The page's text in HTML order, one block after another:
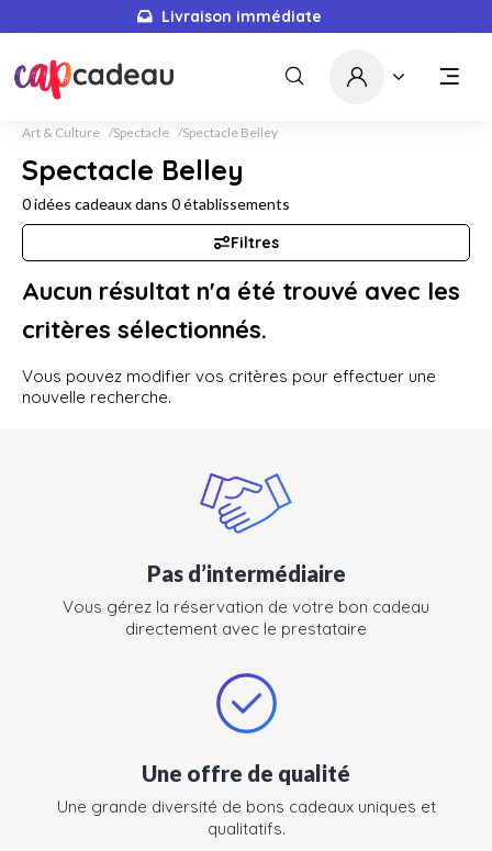
Livraison immédiate
Art & Culture Spectacle Spectacle Belley
Spectacle Belley
0idées cadeaux dans 0établissements
Filtres
Aucun résultat n'a été trouvé avec les
critères sélectionnés.
Vous pouvez modifier vos critères pour effectuer une
nouvelle recherche.
Pas d’intermédiaire
Vous gérez la réservation de votre bon cadeau
directement avec le prestataire
Une offre de qualité
Une grande diversité de bons cadeaux uniques et
qualitatifs.